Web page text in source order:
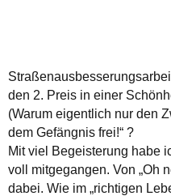
den 2. Preis in einer
(Warum eigentlich nur den
dem Gefängnis frei!“ ?
Mit viel Begeisterung habe
voll mitgegangen. Von „Oh
dabei. Wie im „richtigen